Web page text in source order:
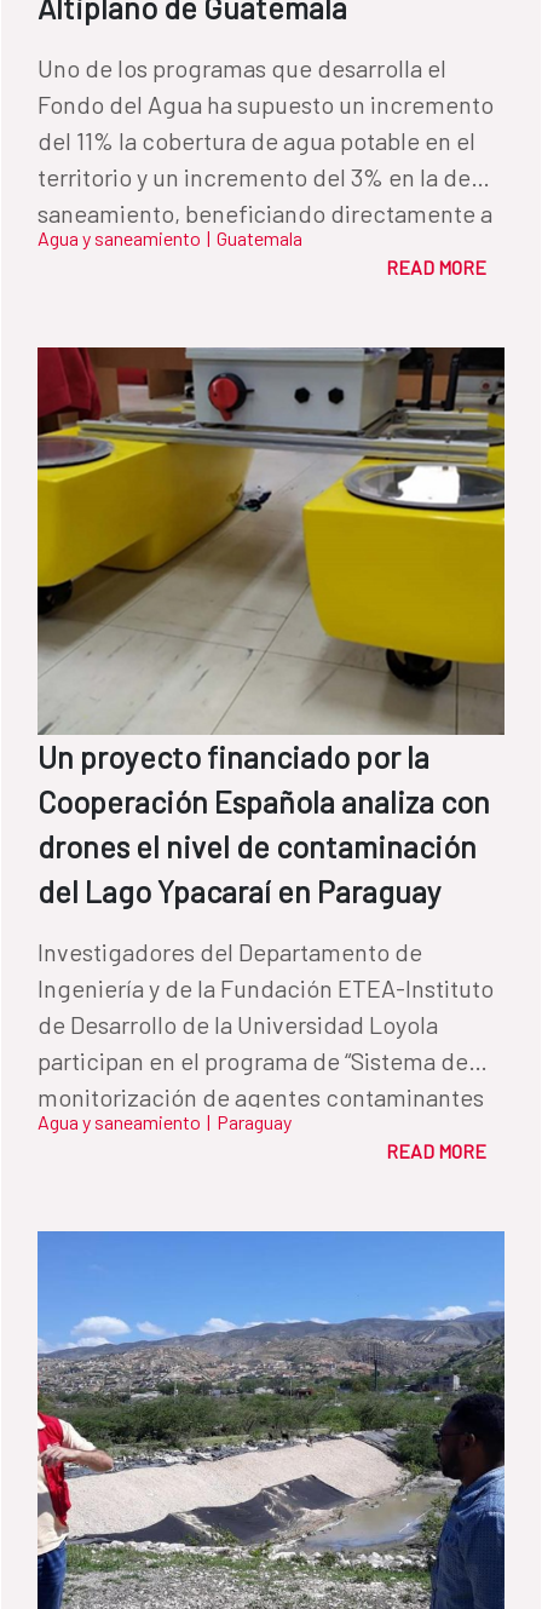
Uno de los programas que desarrolla el
Fondo del Agua ha supuesto un incremento
del 11% la cobertura de agua potable en el
territorio y un incremento del 3% en la de
saneamiento, beneficiando directamente a
más de 38.000 personas.
Agua y saneamiento | Guatemala
READ MORE
Un proyecto financiado por la
Cooperación Española analiza con
drones el nivel de contaminación
del Lago Ypacaraí en Paraguay
Investigadores del Departamento de
Ingeniería y de la Fundación ETEA-Instituto
de Desarrollo de la Universidad Loyola
participan en el programa de “Sistema de
monitorización de agentes contaminantes
en el lago Ypacaraí mediante el uso de
Agua y saneamiento | Paraguay
READ MORE